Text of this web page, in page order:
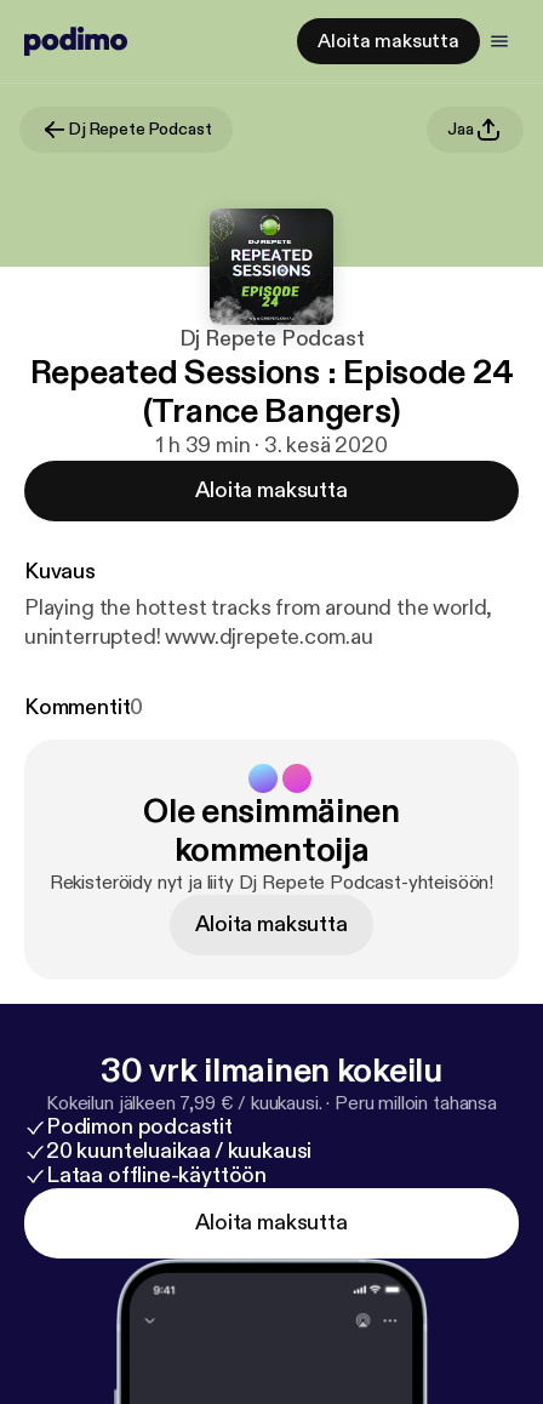
Aloita maksutta
Dj Repete Podcast Jaa
Dj Repete Podcast
Repeated Sessions : Episode 24
(Trance Bangers)
1 h 39 min · 3. kesä 2020
Aloita maksutta
Kuvaus
Playing the hottest tracks from around the world,
uninterrupted! www.djrepete.com.au
Kommentit0
Ole ensimmäinen
kommentoija
Rekisteröidy nyt ja liity Dj Repete Podcast-yhteisöön!
Aloita maksutta
30 vrk ilmainen kokeilu
Kokeilun jälkeen 7,99 € / kuukausi. · Peru milloin tahansa
Podimon podcastit
20 kuunteluaikaa / kuukausi
Lataa offline-käyttöön
Aloita maksutta